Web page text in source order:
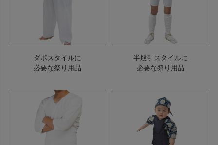
ダボスタイルに
必要な祭り用品
半股引スタイルに
必要な祭り用品